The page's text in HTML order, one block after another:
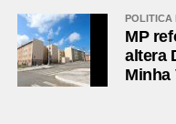
Gustavo
POLÍTICA
MP
altera
Minha